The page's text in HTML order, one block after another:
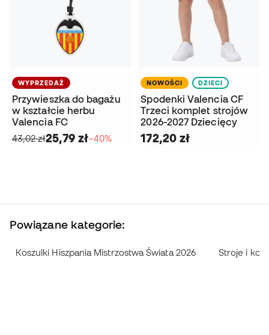
WYPRZEDAŻ
Przywieszka do bagażu
w kształcie herbu
Valencia FC
43,02 zł25,79 zł−40%
NOWOŚCI DZIECI
Spodenki Valencia CF
Trzeci komplet strojów
2026-2027 Dziecięcy
172,20 zł
Powiązane kategorie:
Koszulki Hiszpania Mistrzostwa Świata 2026 Stroje i